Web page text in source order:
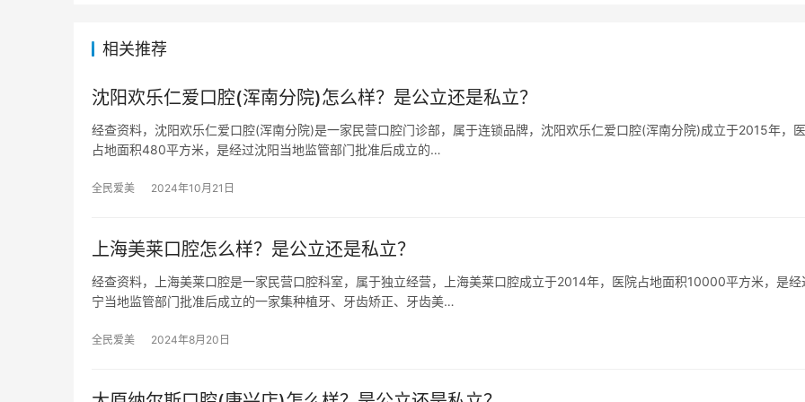
相关推荐
沈阳欢乐仁爱口腔(浑南分院)怎么样？是公立还是私立？
经查资料，沈阳欢乐仁爱口腔(浑南分院)是一家民营口腔门诊部，属于连锁品牌，沈阳欢乐仁爱口腔(浑南分院)成立于2015年，
占地面积480平方米，是经过沈阳当地监管部门批准后成立的…
全民爱美 2024年10月21日
上海美莱口腔怎么样？是公立还是私立？
经查资料，上海美莱口腔是一家民营口腔科室，属于独立经营，上海美莱口腔成立于2014年，医院占地面积10000平方米，是经
宁当地监管部门批准后成立的一家集种植牙、牙齿矫正、牙齿美…
全民爱美 2024年8月20日